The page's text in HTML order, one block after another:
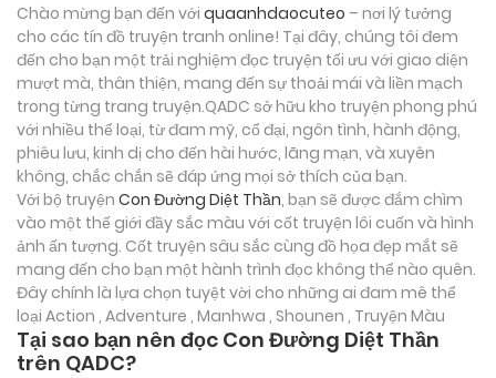
Chào mừng bạn đến với quaanhdaocuteo – nơi lý tưởng
cho các tín đồ truyện tranh online! Tại đây, chúng tôi đem
đến cho bạn một trải nghiệm đọc truyện tối ưu với giao diện
mượt mà, thân thiện, mang đến sự thoải mái và liền mạch
trong từng trang truyện.QADC sở hữu kho truyện phong phú
với nhiều thể loại, từ đam mỹ, cổ đại, ngôn tình, hành động,
phiêu lưu, kinh dị cho đến hài hước, lãng mạn, và xuyên
không, chắc chắn sẽ đáp ứng mọi sở thích của bạn.
Với bộ truyện Con Đường Diệt Thần, bạn sẽ được đắm chìm
vào một thế giới đầy sắc màu với cốt truyện lôi cuốn và hình
ảnh ấn tượng. Cốt truyện sâu sắc cùng đồ họa đẹp mắt sẽ
mang đến cho bạn một hành trình đọc không thể nào quên.
Đây chính là lựa chọn tuyệt vời cho những ai đam mê thể
loại Action , Adventure , Manhwa , Shounen , Truyện Màu
Tại sao bạn nên đọc Con Đường Diệt Thần
trên QADC?